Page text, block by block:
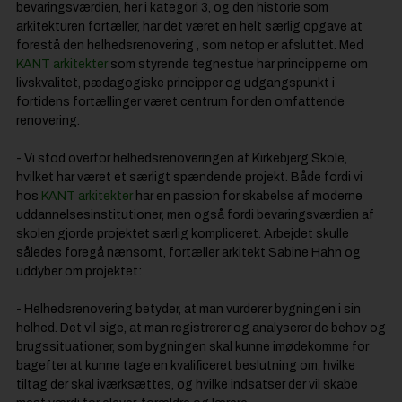
bevaringsværdien, her i kategori 3, og den historie som
arkitekturen fortæller, har det været en helt særlig opgave at
forestå den helhedsrenovering , som netop er afsluttet. Med
KANT arkitekter som styrende tegnestue har principperne om
livskvalitet, pædagogiske principper og udgangspunkt i
fortidens fortællinger været centrum for den omfattende
renovering.
- Vi stod overfor helhedsrenoveringen af Kirkebjerg Skole,
hvilket har været et særligt spændende projekt. Både fordi vi
hos KANT arkitekter har en passion for skabelse af moderne
uddannelsesinstitutioner, men også fordi bevaringsværdien af
skolen gjorde projektet særlig kompliceret. Arbejdet skulle
således foregå nænsomt, fortæller arkitekt Sabine Hahn og
uddyber om projektet:
- Helhedsrenovering betyder, at man vurderer bygningen i sin
helhed. Det vil sige, at man registrerer og analyserer de behov og
brugssituationer, som bygningen skal kunne imødekomme for
bagefter at kunne tage en kvalificeret beslutning om, hvilke
tiltag der skal iværksættes, og hvilke indsatser der vil skabe